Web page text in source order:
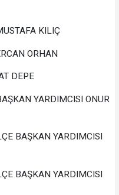
KILIÇ
ORHAN
DEPE
YARDIMCISI ONUR
BAŞKAN YARDIMCISI
BAŞKAN YARDIMCISI